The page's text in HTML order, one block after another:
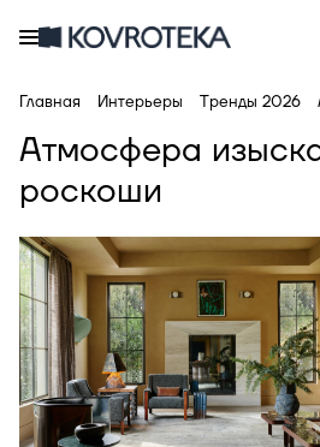
Главная Интерьеры Тренды 2026
Атмосфера
роскоши